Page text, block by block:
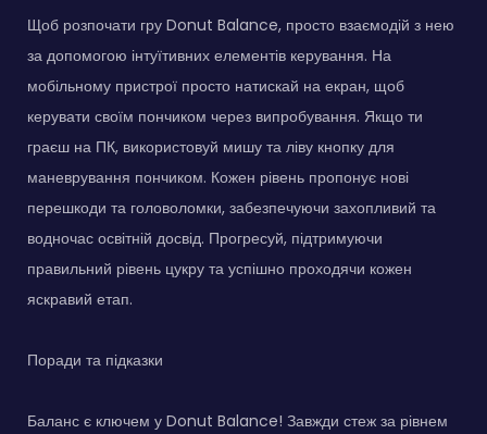
Щоб розпочати гру Donut Balance, просто взаємодій з нею
за допомогою інтуїтивних елементів керування. На
мобільному пристрої просто натискай на екран, щоб
керувати своїм пончиком через випробування. Якщо ти
граєш на ПК, використовуй мишу та ліву кнопку для
маневрування пончиком. Кожен рівень пропонує нові
перешкоди та головоломки, забезпечуючи захопливий та
водночас освітній досвід. Прогресуй, підтримуючи
правильний рівень цукру та успішно проходячи кожен
яскравий етап.
Поради та підказки
Баланс є ключем у Donut Balance! Завжди стеж за рівнем